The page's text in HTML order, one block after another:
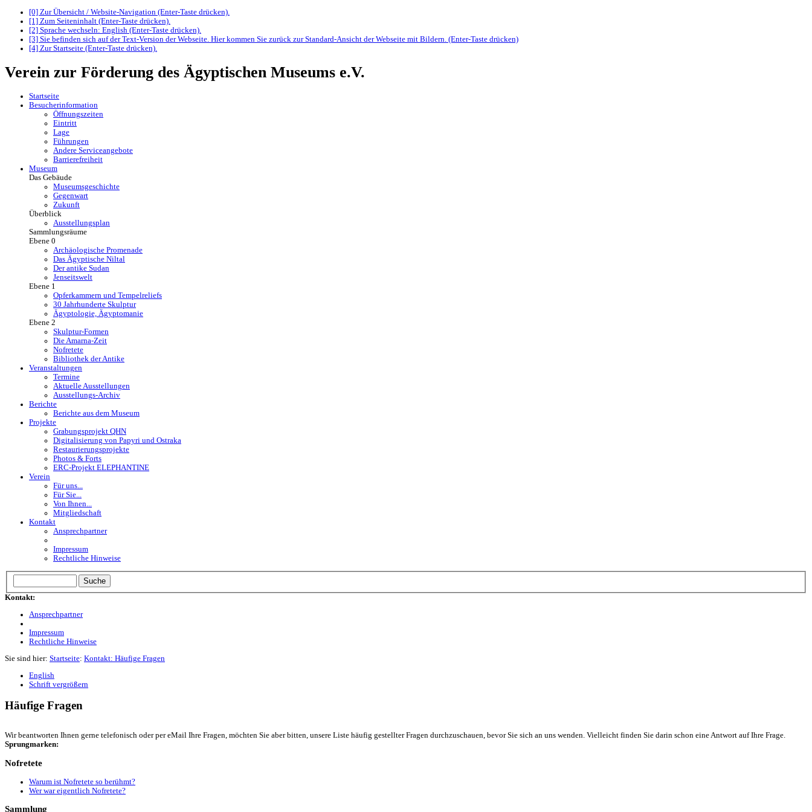
[0] Zur Übersicht / Website-Navigation (Enter-Taste drücken).
[1] Zum Seiteninhalt (Enter-Taste drücken).
[2] Sprache wechseln: English (Enter-Taste drücken).
[3] Sie befinden sich auf der Text-Version der Webseite. Hier kommen Sie zurück zur Standard-Ansicht der Webseite mit Bildern. (Enter-Taste drücken)
[4] Zur Startseite (Enter-Taste drücken).
Verein zur Förderung des Ägyptischen Museums e.V.
Startseite
Besucherinformation
Öffnungszeiten
Eintritt
Lage
Führungen
Andere Serviceangebote
Barrierefreiheit
Museum
Das Gebäude
Museumsgeschichte
Gegenwart
Zukunft
Überblick
Ausstellungsplan
Sammlungsräume
Ebene 0
Archäologische Promenade
Das Ägyptische Niltal
Der antike Sudan
Jenseitswelt
Ebene 1
Opferkammern und Tempelreliefs
30 Jahrhunderte Skulptur
Ägyptologie, Ägyptomanie
Ebene 2
Skulptur-Formen
Die Amarna-Zeit
Nofretete
Bibliothek der Antike
Veranstaltungen
Termine
Aktuelle Ausstellungen
Ausstellungs-Archiv
Berichte
Berichte aus dem Museum
Projekte
Grabungsprojekt QHN
Digitalisierung von Papyri und Ostraka
Restaurierungsprojekte
Photos & Forts
ERC-Projekt ELEPHANTINE
Verein
Für uns...
Für Sie...
Von Ihnen...
Mitgliedschaft
Kontakt
Ansprechpartner
Impressum
Rechtliche Hinweise
Kontakt:
Ansprechpartner
Impressum
Rechtliche Hinweise
Sie sind hier: Startseite: Kontakt: Häufige Fragen
English
Schrift vergrößern
Häufige Fragen
Wir beantworten Ihnen gerne telefonisch oder per eMail Ihre Fragen, möchten Sie aber bitten, unsere Liste häufig gestellter Fragen durchzuschauen, bevor Sie sich an uns wenden. Vielleicht finden Sie darin schon eine Antwort auf Ihre Frage.
Sprungmarken:
Nofretete
Warum ist Nofretete so berühmt?
Wer war eigentlich Nofretete?
Sammlung